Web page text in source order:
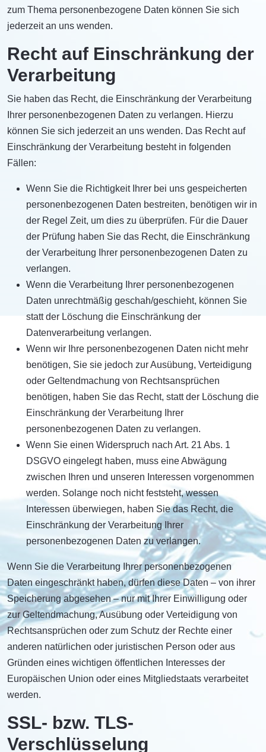
zum Thema personenbezogene Daten können Sie sich
jederzeit an uns wenden.
Recht auf Einschränkung der
Verarbeitung
Sie haben das Recht, die Einschränkung der Verarbeitung
Ihrer personenbezogenen Daten zu verlangen. Hierzu
können Sie sich jederzeit an uns wenden. Das Recht auf
Einschränkung der Verarbeitung besteht in folgenden
Fällen:
Wenn Sie die Richtigkeit Ihrer bei uns gespeicherten
personenbezogenen Daten bestreiten, benötigen wir in
der Regel Zeit, um dies zu überprüfen. Für die Dauer
der Prüfung haben Sie das Recht, die Einschränkung
der Verarbeitung Ihrer personenbezogenen Daten zu
verlangen.
Wenn die Verarbeitung Ihrer personenbezogenen
Daten unrechtmäßig geschah/geschieht, können Sie
statt der Löschung die Einschränkung der
Datenverarbeitung verlangen.
Wenn wir Ihre personenbezogenen Daten nicht mehr
benötigen, Sie sie jedoch zur Ausübung, Verteidigung
oder Geltendmachung von Rechtsansprüchen
benötigen, haben Sie das Recht, statt der Löschung die
Einschränkung der Verarbeitung Ihrer
personenbezogenen Daten zu verlangen.
Wenn Sie einen Widerspruch nach Art. 21 Abs. 1
DSGVO eingelegt haben, muss eine Abwägung
zwischen Ihren und unseren Interessen vorgenommen
werden. Solange noch nicht feststeht, wessen
Interessen überwiegen, haben Sie das Recht, die
Einschränkung der Verarbeitung Ihrer
personenbezogenen Daten zu verlangen.
Wenn Sie die Verarbeitung Ihrer personenbezogenen
Daten eingeschränkt haben, dürfen diese Daten – von ihrer
Speicherung abgesehen – nur mit Ihrer Einwilligung oder
zur Geltendmachung, Ausübung oder Verteidigung von
Rechtsansprüchen oder zum Schutz der Rechte einer
anderen natürlichen oder juristischen Person oder aus
Gründen eines wichtigen öffentlichen Interesses der
Europäischen Union oder eines Mitgliedstaats verarbeitet
werden.
SSL- bzw. TLS-
Verschlüsselung